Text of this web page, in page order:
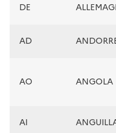
DE
AD
AO ANGOLA
AI